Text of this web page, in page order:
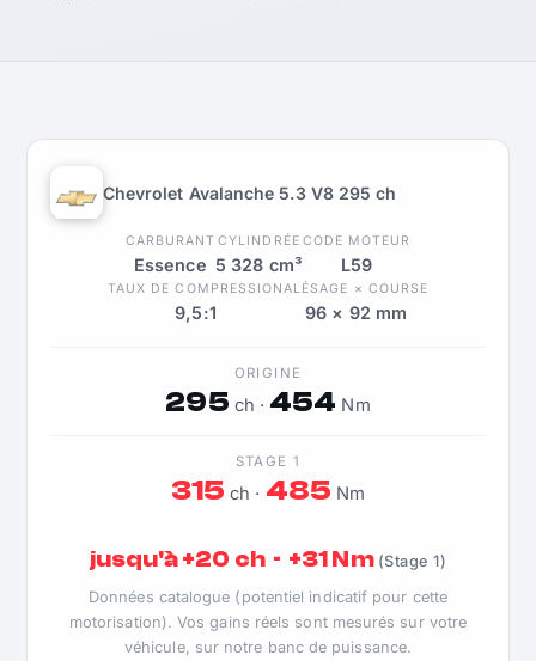
Chevrolet Avalanche 5.3 V8 295 ch
CARBURANT
Essence
CYLINDRÉE
5 328 cm³
CODE MOTEUR
L59
TAUX DE COMPRESSION
9,5:1
ALÉSAGE × COURSE
96 × 92 mm
ORIGINE
295 ch · 454 Nm
STAGE 1
315 ch · 485 Nm
jusqu'à +20 ch · +31 Nm (Stage 1)
Données catalogue (potentiel indicatif pour cette
motorisation). Vos gains réels sont mesurés sur votre
véhicule, sur notre banc de puissance.